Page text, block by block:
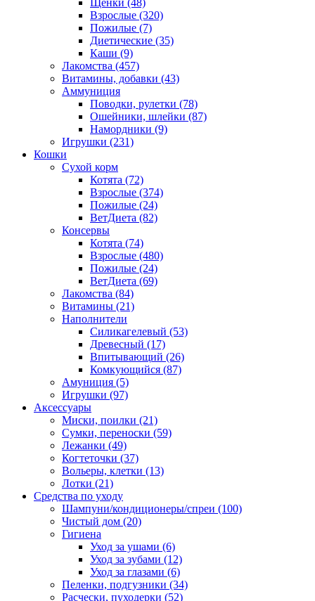
Щенки (48)
Взрослые (320)
Пожилые (7)
Диетические (35)
Каши (9)
Лакомства (457)
Витамины, добавки (43)
Аммуниция
Поводки, рулетки (78)
Ошейники, шлейки (87)
Намордники (9)
Игрушки (231)
Кошки
Сухой корм
Котята (72)
Взрослые (374)
Пожилые (24)
ВетДиета (82)
Консервы
Котята (74)
Взрослые (480)
Пожилые (24)
ВетДиета (69)
Лакомства (84)
Витамины (21)
Наполнители
Силикагелевый (53)
Древесный (17)
Впитывающий (26)
Комкующийся (87)
Амуниция (5)
Игрушки (97)
Аксессуары
Миски, поилки (21)
Сумки, переноски (59)
Лежанки (49)
Когтеточки (37)
Вольеры, клетки (13)
Лотки (21)
Средства по уходу
Шампуни/кондиционеры/спреи (100)
Чистый дом (20)
Гигиена
Уход за ушами (6)
Уход за зубами (12)
Уход за глазами (6)
Пеленки, подгузники (34)
Расчески, пуходерки (52)